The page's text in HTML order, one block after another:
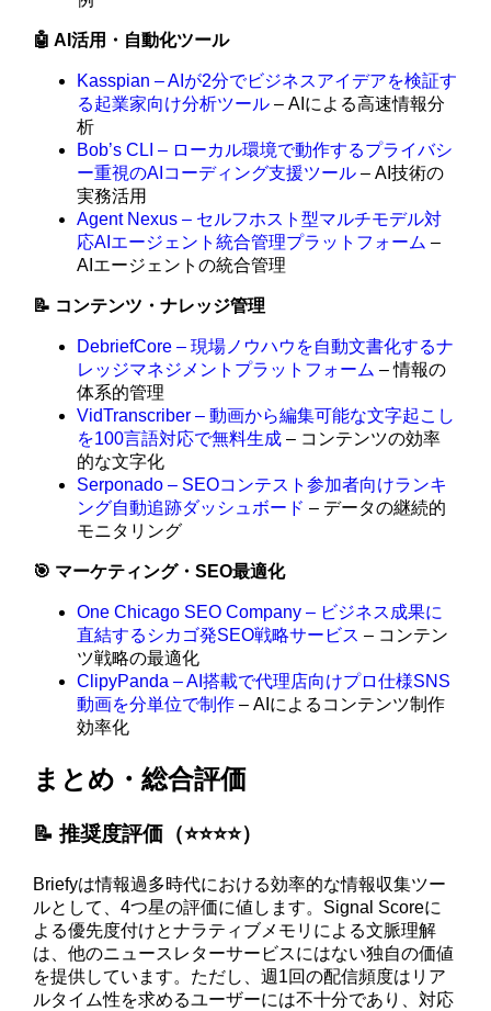
🤖 AI活用・自動化ツール
Kasspian – AIが2分でビジネスアイデアを検証す
る起業家向け分析ツール – AIによる高速情報分
析
Bob’s CLI – ローカル環境で動作するプライバシ
ー重視のAIコーディング支援ツール – AI技術の
実務活用
Agent Nexus – セルフホスト型マルチモデル対
応AIエージェント統合管理プラットフォーム –
AIエージェントの統合管理
📝 コンテンツ・ナレッジ管理
DebriefCore – 現場ノウハウを自動文書化するナ
レッジマネジメントプラットフォーム – 情報の
体系的管理
VidTranscriber – 動画から編集可能な文字起こし
を100言語対応で無料生成 – コンテンツの効率
的な文字化
Serponado – SEOコンテスト参加者向けランキ
ング自動追跡ダッシュボード – データの継続的
モニタリング
🎯 マーケティング・SEO最適化
One Chicago SEO Company – ビジネス成果に
直結するシカゴ発SEO戦略サービス – コンテン
ツ戦略の最適化
ClipyPanda – AI搭載で代理店向けプロ仕様SNS
動画を分単位で制作 – AIによるコンテンツ制作
効率化
まとめ・総合評価
📝 推奨度評価（⭐️⭐️⭐️⭐️）
Briefyは情報過多時代における効率的な情報収集ツー
ルとして、4つ星の評価に値します。Signal Scoreに
よる優先度付けとナラティブメモリによる文脈理解
は、他のニュースレターサービスにはない独自の価値
を提供しています。ただし、週1回の配信頻度はリア
ルタイム性を求めるユーザーには不十分であり、対応